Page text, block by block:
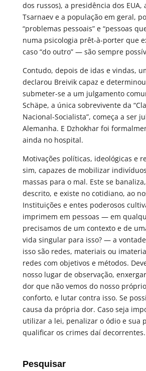
dos russos), a presidência dos EUA,
Tsarnaev e a população em geral,
“problemas pessoais” e “pessoas
numa psicologia prêt-à-porter que
caso “do outro” — são sempre
Contudo, depois de idas e vindas,
declarou Breivik capaz e
submeter-se a um julgamento
Schäpe, a única sobrevivente da
Nacional-Socialista”, começa a ser
Alemanha. E Dzhokhar foi
ainda no hospital.
Motivações políticas, ideológicas e
sim, capazes de mobilizar
massas para o mal. Este se
descrito, e existe no cotidiano, ao
Instituições e entes poderosos
imprimem em pessoas — em
precisamos de um contexto e de
vida singular para isso? — a
isso são redes, materiais ou
redes com objetivos e métodos.
nosso lugar de observação,
dor que não vemos do nosso
conforto, e lutar contra isso. Se
causa da própria dor. Caso seja
utilizar a lei, penalizar o ódio e sua
qualificar os crimes daí decorrentes.
Pesquisar